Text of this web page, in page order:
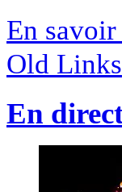
En
Old Links
En